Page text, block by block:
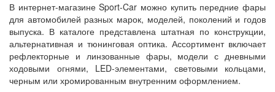
В интернет-магазине Sport-Car можно купить передние фары
для автомобилей разных марок, моделей, поколений и годов
выпуска. В каталоге представлена штатная по конструкции,
альтернативная и тюнинговая оптика. Ассортимент включает
рефлекторные и линзованные фары, модели с дневными
ходовыми огнями, LED-элементами, световыми кольцами,
черным или хромированным внутренним оформлением.